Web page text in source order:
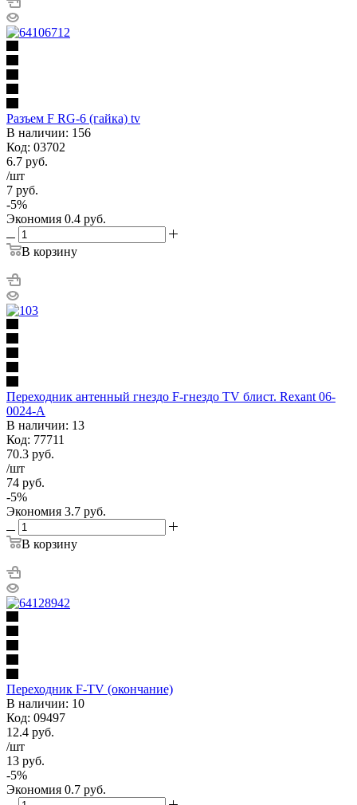
Разъем F RG-6 (гайка) tv
В наличии: 156
Код: 03702
6.7 руб.
/шт
7 руб.
-5%
Экономия 0.4 руб.
В корзину
Переходник антенный гнездо F-гнездо TV блист. Rexant 06-
0024-A
В наличии: 13
Код: 77711
70.3 руб.
/шт
74 руб.
-5%
Экономия 3.7 руб.
В корзину
Переходник F-TV (окончание)
В наличии: 10
Код: 09497
12.4 руб.
/шт
13 руб.
-5%
Экономия 0.7 руб.